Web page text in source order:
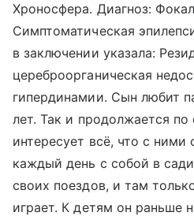
Хроносфера. Диагноз:
Симптоматическая
в заключении указала:
цереброорганическая
гипердинамии. Сын любит
лет. Так и продолжается по
интересует всё, что с ними
каждый день с собой в
своих поездов, и там
играет. К детям он раньше